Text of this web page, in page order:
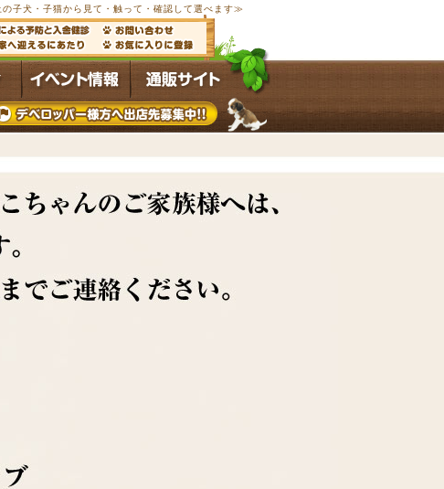
子犬・子猫から見て・触って・確認して選べます≫